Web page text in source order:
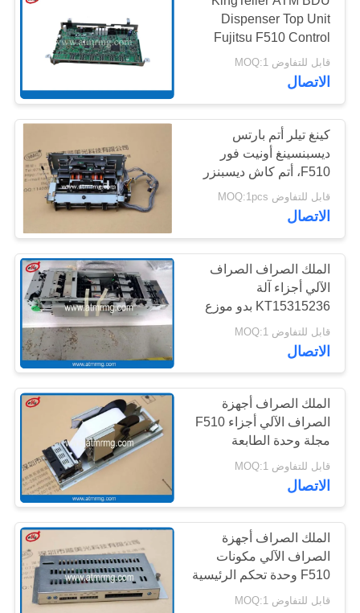
الخصوصية
الآلي نمد
قطع غيار أجهزة
الصراف الآلي ديبولد
1125
هيتاشي أجزاء أجهزة
الصراف الآلي
285
ماكينة الصراف الآلي
38
Dispenser Top Unit
Fujitsu F510 Control
Board ملحقات أجهزة
الصراف الآلي
قابل للتفاوض MOQ:1
الاتصال
كينغ تيلر أتم بارتس
ديسبنسينغ أونيت فور
F510، أتم كاش ديسبنزر
قابل للتفاوض MOQ:1pcs
الاتصال
الملك الصراف الصراف
الآلي أجزاء آلة
KT15315236 بدو موزع
أعلى وحدة F510
قابل للتفاوض MOQ:1
الاتصال
الملك الصراف أجهزة
الصراف الآلي أجزاء F510
مجلة وحدة الطابعة
PT0621، آلة المال النقدية
موزع
قابل للتفاوض MOQ:1
الاتصال
الملك الصراف أجهزة
الصراف الآلي مكونات
F510 وحدة تحكم الرئيسية
PT162 ل بدو موزع أعلى
قابل للتفاوض MOQ:1